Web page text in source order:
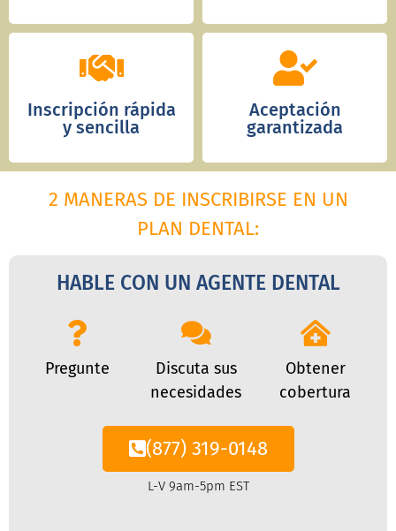
Inscripción rápida
y sencilla
Aceptación
garantizada
2 MANERAS DE INSCRIBIRSE EN UN
PLAN DENTAL:
HABLE CON UN AGENTE DENTAL
Pregunte
Discuta sus
necesidades
Obtener
cobertura
(877) 319-0148
L-V 9am-5pm EST